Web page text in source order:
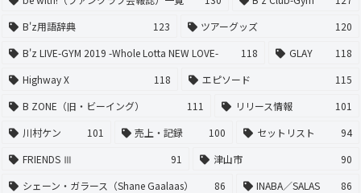
B'z用語辞典
123 ツアーグッズ
120
B'z LIVE-GYM 2019 -Whole Lotta NEW LOVE-
118 GLAY
118
Highway X
118 エピソード
115
B ZONE（旧・ビーイング）
111 リリース情報
101
川村ケン
101 売上・記録 100 セットリスト
94
FRIENDS Ⅲ
91 津山市
90
シェーン・ガラース（Shane Gaalaas）
86 INABA／SALAS
86